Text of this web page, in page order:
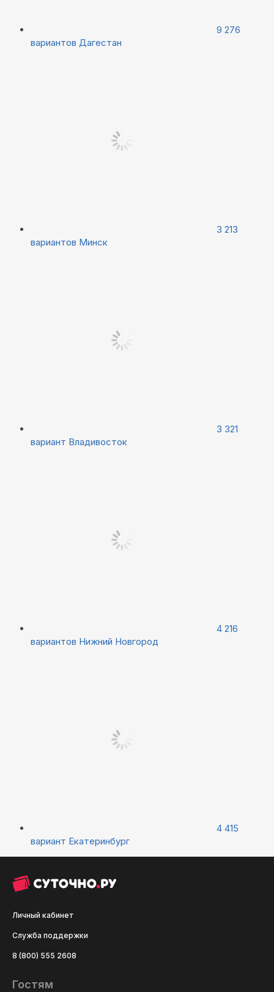
9 276
вариантов Дагестан
3 213
вариантов Минск
3 321
вариант Владивосток
4 216
вариантов Нижний Новгород
4 415
вариант Екатеринбург
Личный кабинет
Служба поддержки
8 (800) 555 2608
Гостям